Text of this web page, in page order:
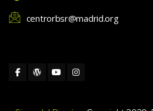
centrorbsr@madrid.org